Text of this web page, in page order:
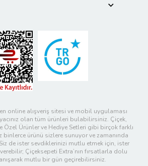
online alışveriş sitesi ve mobil uygulaması
olan tüm ürünleri bulabilirsiniz. Çiçek,
Özel Ürünler ve Hediye Setleri gibi birçok farklı
binlerce ürünü sizlere sunuyor ve zamanında
de ister sevdiklerinizi mutlu etmek için, ister
Çiçeksepeti Extra’nın fırsatlarla dolu
mutlu bir gün geçirebilirsiniz.